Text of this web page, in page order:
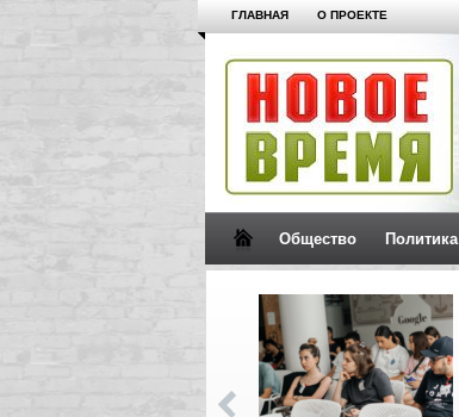
ГЛАВНАЯ О ПРОЕКТЕ
Общество Политика